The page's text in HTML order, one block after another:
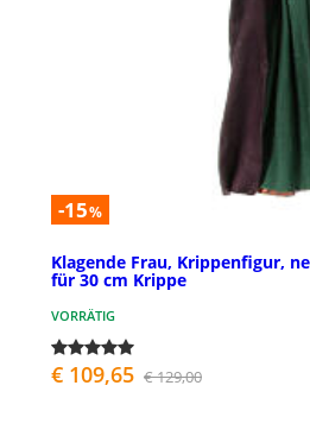
-15%
Klagende Frau, Krippenfigur,
für 30 cm Krippe
VORRÄTIG
€ 109,65 € 129,00